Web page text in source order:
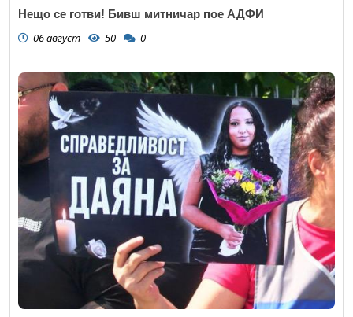
Нещо се готви! Бивш митничар пое АДФИ
06 август 50 0